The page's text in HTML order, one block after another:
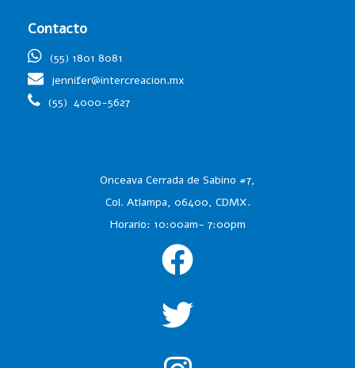
Contacto
(55) 1801 8081
jennifer@intercreacion.mx
(55) 4000-5627
Onceava Cerrada de Sabino #7,
Col. Atlampa, 06400, CDMX.
Horario: 10:00am- 7:00pm